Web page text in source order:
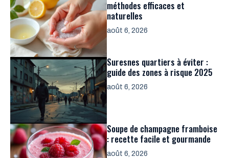
méthodes efficaces et
naturelles
août 6, 2026
Suresnes quartiers à éviter :
guide des zones à risque 2025
août 6, 2026
Soupe de champagne framboise
: recette facile et gourmande
août 6, 2026